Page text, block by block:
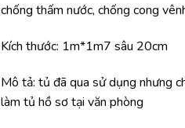
chống thấm nước, chống cong
Kích thước: 1m*1m7 sâu 20cm
Mô tả: tủ đã qua sử dụng nhưng
làm tủ hồ sơ tại văn phòng